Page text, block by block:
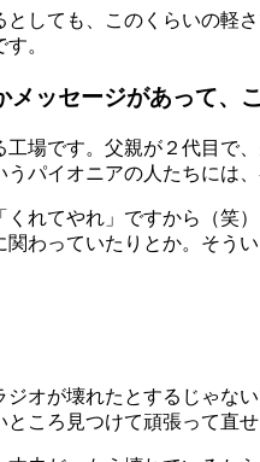
しても、このくらいの軽
す。
ッセージがあって、
場です。父親が２代目で
パイオニアの人たちには
れてやれ」ですから（笑
わっていたりとか。そう
オが壊れたとするじゃな
ころ見つけて頑張って直せ